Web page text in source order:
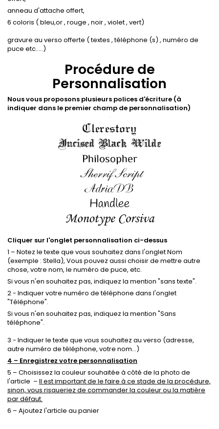
anneau d'attache offert,
6 coloris ( bleu,or , rouge , noir , violet , vert)
gravure au verso offerte ( textes , téléphone (s) , numéro de
puce etc.....)
Procédure de
Personnalisation
Nous vous proposons plusieurs polices d'écriture (à
indiquer dans le premier champ de personnalisation)
Cliquer sur l'onglet personnalisation ci-dessus
1 – Notez le texte que vous souhaitez dans l'onglet Nom
(exemple : Stella), Vous pouvez aussi choisir de mettre autre
chose, votre nom, le numéro de puce, etc.
Si vous n'en souhaitez pas, indiquez la mention "sans texte".
2 - Indiquer votre numéro de téléphone dans l'onglet
"Téléphone".
Si vous n'en souhaitez pas, indiquez la mention "Sans
téléphone".
3 - Indiquer le texte que vous souhaitez au verso (adresse,
autre numéro de téléphone, votre nom...)
4 – Enregistrez votre personnalisation
5 – Choisissez la couleur souhaitée à côté de la photo de
l'article – Il est important de le faire à ce stade de la procédure,
sinon, vous risqueriez de commander la couleur ou la matière
par défaut.
6 – Ajoutez l'article au panier